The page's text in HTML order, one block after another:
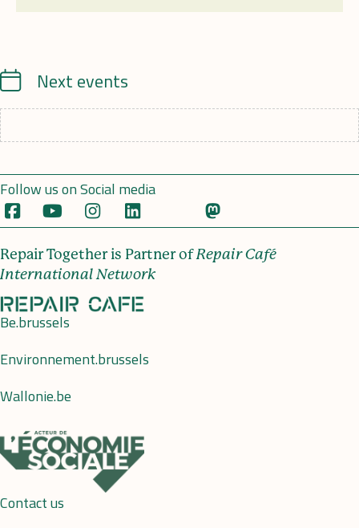
CalendrierNext events
Follow us on Social media
Repair Together is Partner ofRepair Café
International Network
Be.brussels
Environnement.brussels
Wallonie.be
Contact us